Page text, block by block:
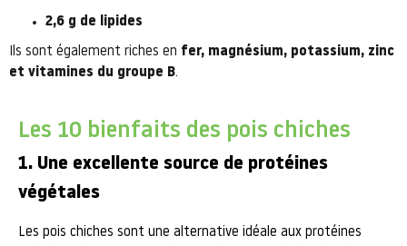
2,6 g de lipides
Ils sont également riches en fer, magnésium, potassium, zinc
et vitamines du groupe B.
Les 10 bienfaits des pois chiches
1. Une excellente source de protéines
végétales
Les pois chiches sont une alternative idéale aux protéines